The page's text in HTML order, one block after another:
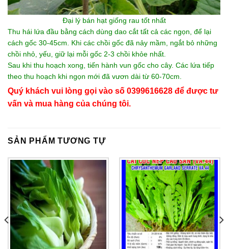
Đại lý bán hạt giống rau tốt nhất
Thu hái lứa đầu bằng cách dùng dao cắt tất cả các ngọn, để lại
cách gốc 30-45cm. Khi các chồi gốc đã nảy mầm, ngắt bỏ những
chồi nhỏ, yếu, giữ lại mỗi gốc 2-3 chồi khỏe nhất.
Sau khi thu hoạch xong, tiến hành vun gốc cho cây. Các lứa tiếp
theo thu hoạch khi ngọn mới đã vươn dài từ 60-70cm.
Quý khách vui lòng gọi vào số 0399616628 để được tư
vấn và mua hàng của chúng tôi.
SẢN PHẨM TƯƠNG TỰ